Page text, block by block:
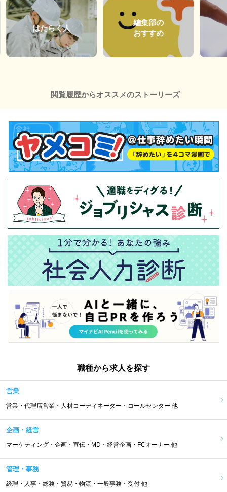
はたらく人
編集部の
おすすめ
閲覧履歴からオススメのストーリーズ
職種から求人を探す
営業
営業・代理店営業・人材コーディネーター・コールセンター 他
企画・経営
マーケティング・企画・宣伝・MD・経営企画・FCオーナー 他
管理・事務
経理・人事・総務・貿易・物流・一般事務・受付 他